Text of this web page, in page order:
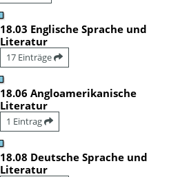
18.03 Englische Sprache und
Literatur
17 Einträge
18.06 Angloamerikanische
Literatur
1 Eintrag
18.08 Deutsche Sprache und
Literatur